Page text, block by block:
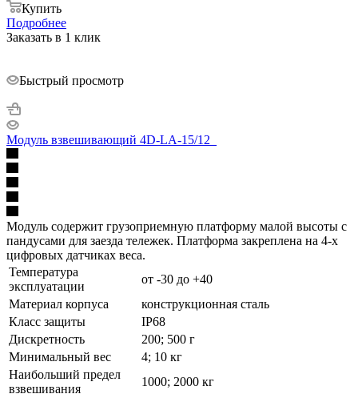
Купить
Подробнее
Заказать в 1 клик
Быстрый просмотр
Модуль взвешивающий 4D-LA-15/12_
Модуль содержит грузоприемную платформу малой высоты с
пандусами для заезда тележек. Платформа закреплена на 4-х
цифровых датчиках веса.
Температура
эксплуатации
от -30 до +40
Материал корпуса
конструкционная сталь
Класс защиты
IP68
Дискретность
200; 500 г
Минимальный вес
4; 10 кг
Наибольший предел
взвешивания
1000; 2000 кг